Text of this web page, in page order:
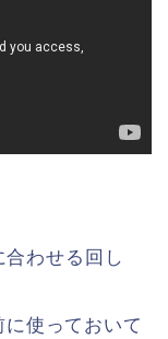
わせる回し
使っておいて